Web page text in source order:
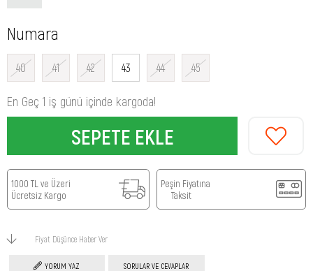
Numara
40 41 42 43 44 45
En Geç 1 iş günü içinde kargoda!
1000 TL ve Üzeri
Ücretsiz Kargo
Peşin Fiyatına
Taksit
Fiyat Düşünce Haber Ver
YORUM YAZ SORULAR VE CEVAPLAR